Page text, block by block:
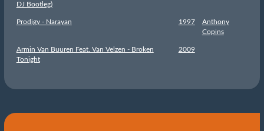
DJ Bootleg)
Prodigy - Narayan 1997
Anthony
Copins
Armin Van Buuren Feat. Van Velzen - Broken
Tonight
2009